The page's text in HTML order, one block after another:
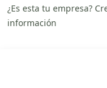
¿Es esta tu empresa?
información